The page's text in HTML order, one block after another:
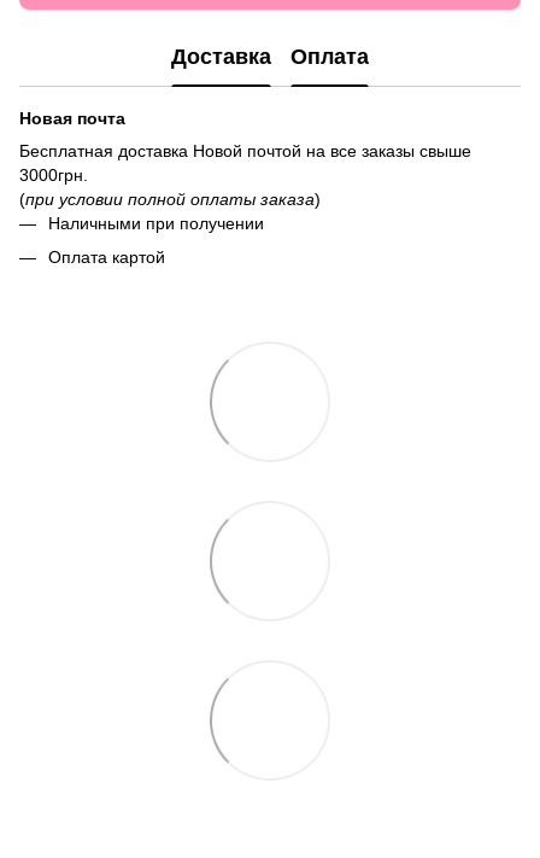
Доставка Оплата
Новая почта
Бесплатная доставка Новой почтой на все заказы свыше
3000грн.
(при условии полной оплаты заказа)
Наличными при получении
Оплата картой